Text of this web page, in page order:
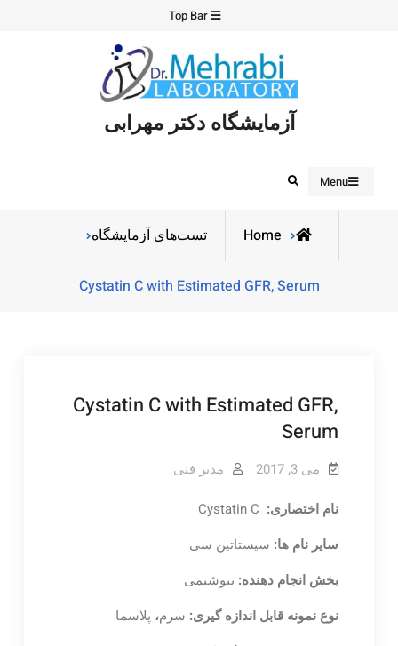
Top Bar
آزمایشگاه دکتر مهرابی
Menu
Search
Home تست‌های آزمایشگاه
Cystatin C with Estimated GFR, Serum
Cystatin C with Estimated GFR,
Serum
می 3, 2017 مدیر فنی
نام اختصاری: Cystatin C
سایر نام ها: سیستاتین سی
بخش انجام دهنده: بیوشیمی
نوع نمونه قابل اندازه گیری: سرم، پلاسما